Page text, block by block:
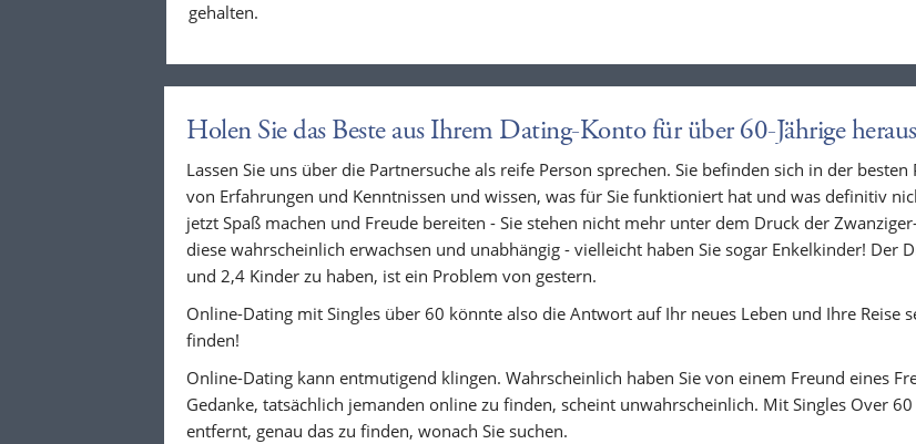
gehalten.
Holen Sie das Beste aus Ihrem Dating-Konto für über 60-Jährige heraus
Lassen Sie uns über die Partnersuche als reife Person sprechen. Sie befinden sich in der
von Erfahrungen und Kenntnissen und wissen, was für Sie funktioniert hat und was definitiv
jetzt Spaß machen und Freude bereiten - Sie stehen nicht mehr unter dem Druck der
diese wahrscheinlich erwachsen und unabhängig - vielleicht haben Sie sogar Enkelkinder! Der
und 2,4 Kinder zu haben, ist ein Problem von gestern.
Online-Dating mit Singles über 60 könnte also die Antwort auf Ihr neues Leben und Ihre Reise
finden!
Online-Dating kann entmutigend klingen. Wahrscheinlich haben Sie von einem Freund eines
Gedanke, tatsächlich jemanden online zu finden, scheint unwahrscheinlich. Mit Singles Over
entfernt, genau das zu finden, wonach Sie suchen.